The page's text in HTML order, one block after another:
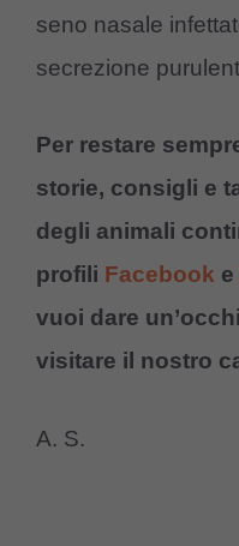
seno nasale
secrezione
Per restare
storie, consigli e
degli animali
profili Facebook e
vuoi dare
visitare il nostro
A. S.